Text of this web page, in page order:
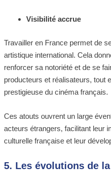
Visibilité accrue
Travailler en France permet de
artistique international. Cela
renforcer sa notoriété et de se
producteurs et réalisateurs, tout
prestigieuse du cinéma français.
Ces atouts ouvrent un large
acteurs étrangers, facilitant leur
culturelle française et leur
5. Les évolutions de